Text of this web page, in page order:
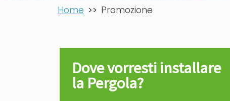
Home Promozione
Dove vorresti installare
la Pergola?